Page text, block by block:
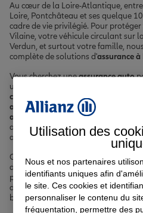
Au cœur de la Loire-Atlantique,
Loire, Pontchâteau et ses quelque
cadre de vie privilégié. Pour
Vilaine, votre véhicule circulant sur
Verdun, et surtout votre famille,
complète de solutions d'assurance
Vous cherchez uneassurance auto
une
complémentaire santépour faire
assurance viepour préparer l'avenir
assurance emprunteurpour
agents vous accompagnent pour
adaptées à votre profil et vos
Que vous soyez actif, retraité ou
de votre logement à Pontchâteau,
protection avec des formules sur
de vie est unique, nos offres
budget.
Utilisation des
Nous et nos partenaires
identifiants uniques afin
le site. Ces cookies et
personnaliser le contenu du
fréquentation, permettre des